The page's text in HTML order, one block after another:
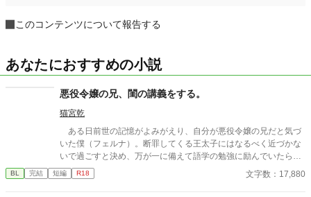
このコンテンツについて報告する
あなたにおすすめの小説
悪役令嬢の兄、閨の講義をする。
猫宮乾
ある日前世の記憶がよみがえり、自分が悪役令嬢の兄だと気づ
いた僕（フェルナ）。断罪してくる王太子にはなるべく近づかな
いで過ごすと決め、万が一に備えて語学の勉強に励んでいたら、
ある日閨の講義を頼まれる。
BL 完結 短編 R18 文字数：17,880